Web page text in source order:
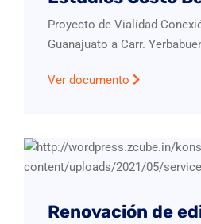
Proyecto de Vialidad
Guanajuato a Carr.
Ver documento
Renovación de